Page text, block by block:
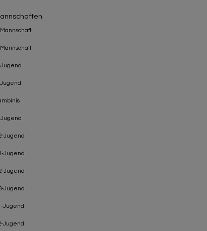
Mannschaft
Mannschaft
Jugend
Jugend
Jugend
Jugend
Jugend
Jugend
Jugend
Jugend